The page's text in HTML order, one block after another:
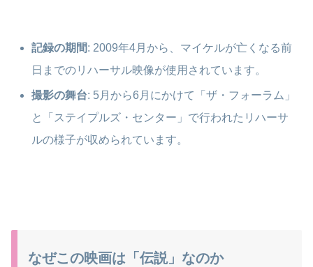
記録の期間: 2009年4月から、マイケルが亡くなる前
日までのリハーサル映像が使用されています。
撮影の舞台: 5月から6月にかけて「ザ・フォーラム」
と「ステイプルズ・センター」で行われたリハーサ
ルの様子が収められています。
なぜこの映画は「伝説」なのか